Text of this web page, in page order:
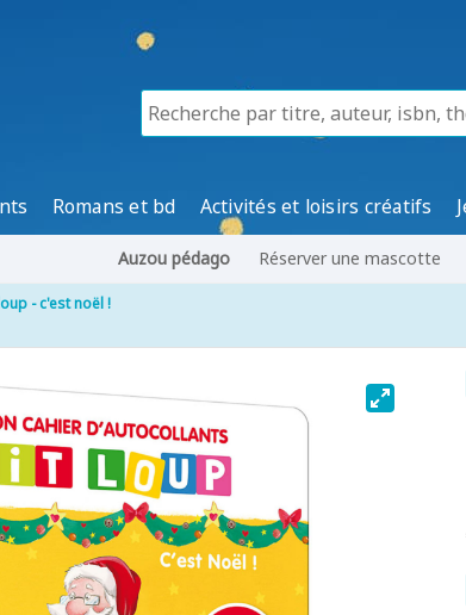
Romans et bd Activités et loisirs créatifs
Auzou pédago Réserver une mascotte
- c'est noël !